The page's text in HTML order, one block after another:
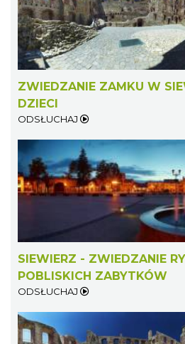
ZWIEDZANIE ZAMKU W
DZIECI
ODSŁUCHAJ
SIEWIERZ - ZWIEDZANIE
POBLISKICH ZABYTKÓW
ODSŁUCHAJ